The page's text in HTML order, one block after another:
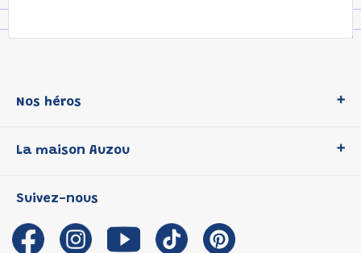
Nos héros
P'tit Loup
Les Influenceuses
Migali
La maison Auzou
Notre histoire
Auzou s'engage
Suivez-nous